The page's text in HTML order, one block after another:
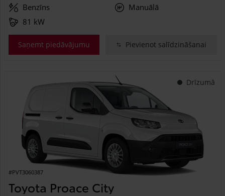
Benzīns
Manuālā
81 kW
Saņemt piedāvājumu Pievienot salīdzināšanai
Drīzumā
#PVT3060387
Toyota Proace City